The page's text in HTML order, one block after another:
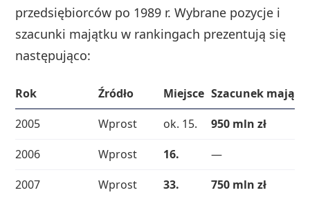
przedsiębiorców po 1989 r. Wybrane pozycje i
szacunki majątku w rankingach prezentują się
następująco:
Rok Źródło Miejsce Szacunek
2005
Wprost ok. 15.
950 mln zł
2006
Wprost 16.
—
2007
Wprost 33. 750 mln zł